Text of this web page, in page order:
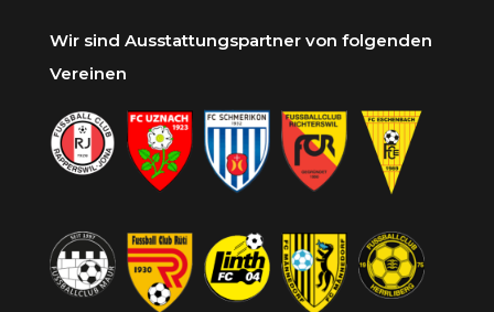
Wir sind Ausstattungspartner von folgenden
Vereinen